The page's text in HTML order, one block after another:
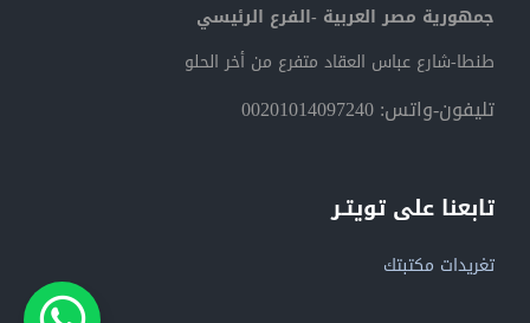
جمهورية مصر العربية -الفرع الرئيسي
طنطا-شارع عباس العقاد متفرع من أخر الحلو
تليفون-واتس: 00201014097240
تابعنا على تويتـر
تغريدات مكتبتك